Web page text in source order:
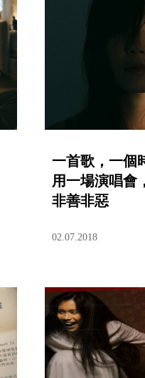
一首歌，一個
用一場演唱會
非善非惡
02.07.2018